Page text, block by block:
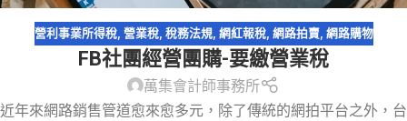
營利事業所得稅, 營業稅, 稅務法規, 網紅報稅, 網路拍賣, 網路購物
FB社團經營團購-要繳營業稅
萬集會計師事務所
近年來網路銷售管道愈來愈多元，除了傳統的網拍平台之外，台